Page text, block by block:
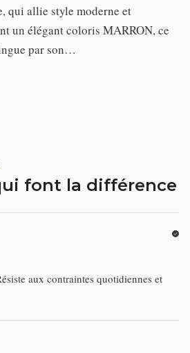
qui allie style moderne et
un élégant coloris MARRON, ce
par son…
font la différence
aux contraintes quotidiennes et